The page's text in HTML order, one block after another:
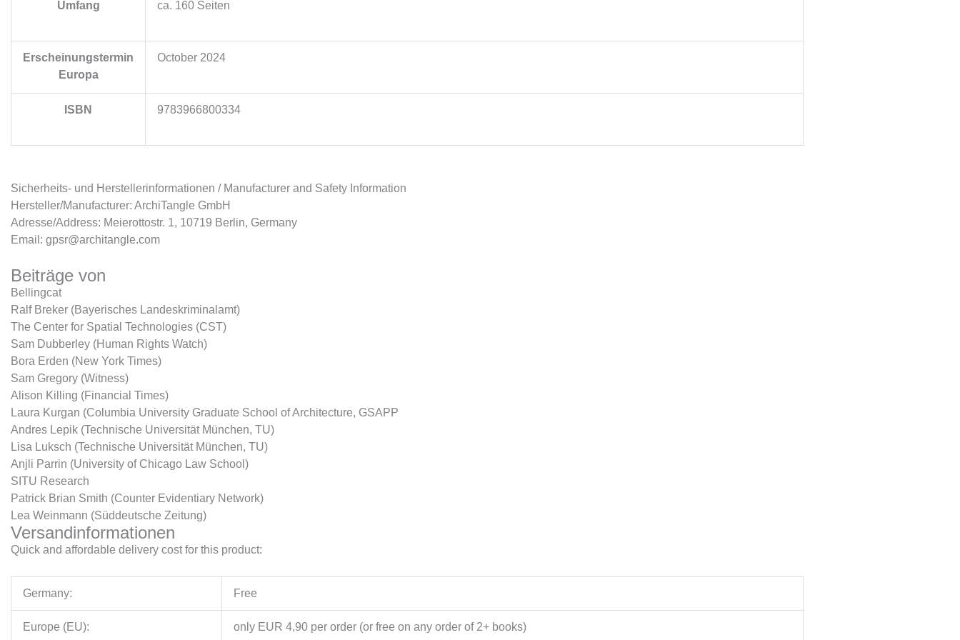
Umfang ca. 160 Seiten
Erscheinungstermin
Europa
October 2024
ISBN 9783966800334
Sicherheits- und Herstellerinformationen / Manufacturer and Safety Information
Hersteller/Manufacturer: ArchiTangle GmbH
Adresse/Address: Meierottostr. 1, 10719 Berlin, Germany
Email: gpsr@architangle.com
Beiträge von
Bellingcat
Ralf Breker (Bayerisches Landeskriminalamt)
The Center for Spatial Technologies (CST)
Sam Dubberley (Human Rights Watch)
Bora Erden (New York Times)
Sam Gregory (Witness)
Alison Killing (Financial Times)
Laura Kurgan (Columbia University Graduate School of Architecture, GSAPP
Andres Lepik (Technische Universität München, TU)
Lisa Luksch (Technische Universität München, TU)
Anjli Parrin (University of Chicago Law School)
SITU Research
Patrick Brian Smith (Counter Evidentiary Network)
Lea Weinmann (Süddeutsche Zeitung)
Versandinformationen
Quick and affordable delivery cost for this product:
Germany: Free
Europe (EU): only EUR 4,90 per order (or free on any order of 2+ books)